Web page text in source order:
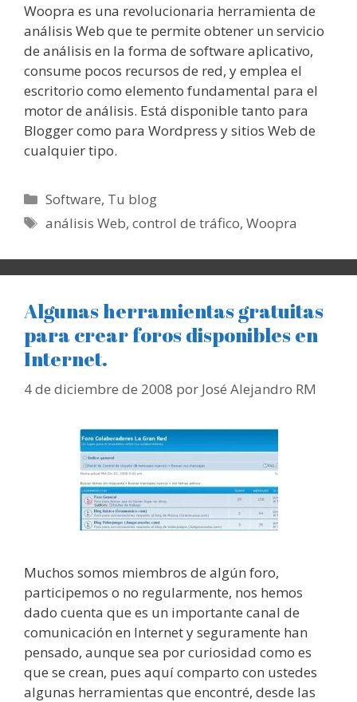
Woopra es una revolucionaria herramienta de
análisis Web que te permite obtener un servicio
de análisis en la forma de software aplicativo,
consume pocos recursos de red, y emplea el
escritorio como elemento fundamental para el
motor de análisis. Está disponible tanto para
Blogger como para Wordpress y sitios Web de
cualquier tipo.
Categorías
Software, Tu blog
Etiquetas
análisis Web,control de tráfico,Woopra
Algunas herramientas gratuitas
para crear foros disponibles en
Internet.
4 de diciembre de 2008 por José Alejandro RM
Muchos somos miembros de algún foro,
participemos o no regularmente, nos hemos
dado cuenta que es un importante canal de
comunicación en Internet y seguramente han
pensado, aunque sea por curiosidad como es
que se crean, pues aquí comparto con ustedes
algunas herramientas que encontré, desde las